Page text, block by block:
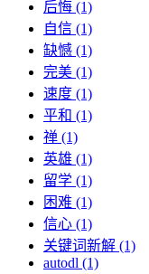
后悔 (1)
自信 (1)
缺憾 (1)
完美 (1)
速度 (1)
平和 (1)
禅 (1)
英雄 (1)
留学 (1)
困难 (1)
信心 (1)
关键词新解 (1)
autodl (1)